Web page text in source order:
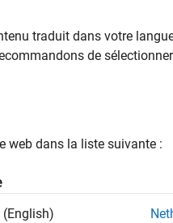
et outils commerciaux
traduit dans votre
de
web dans la liste suivante :
(English)